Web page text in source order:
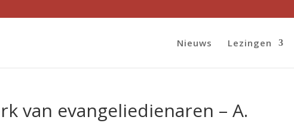
Nieuws Lezingen
van evangeliedienaren – A.